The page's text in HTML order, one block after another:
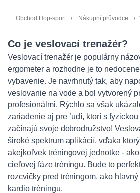
Obchod Hop-sport / Nákupní průvodce /
Co je veslovací trenažér?
Veslovací trenažér je populárny
ergometer a rozhodne je to
vybavenie. Je navrhnutý tak, aby
veslovanie na vode a bol vytvorený
profesionálmi. Rýchlo sa však
zariadenie aj pre ľudí, ktorí s
začínajú svoje dobrodružstvo!
široké spektrum aplikácií, vďaka
akejkoľvek tréningovej jednotke -
cieľovej fáze tréningu. Bude to
rozcvičky pred tréningom, ako
kardio tréningu.